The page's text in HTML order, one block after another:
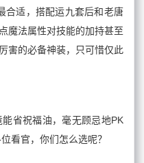
适，搭配运九套后和老唐
魔法属性对技能的加持甚至
害的必备神装，只可惜仅此
省祝福油，毫无顾忌地PK
看官，你们怎么选呢？